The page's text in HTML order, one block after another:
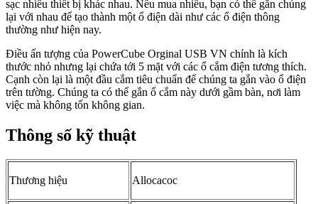
sạc nhiều thiết bị khác nhau. Nếu mua nhiều, bạn có thể gắn chúng
lại với nhau để tạo thành một ổ điện dài như các ổ điện thông
thường như hiện nay.
Điều ấn tượng của PowerCube Orginal USB VN chính là kích
thước nhỏ nhưng lại chứa tới 5 mặt với các ổ cắm điện tương thích.
Cạnh còn lại là một đầu cắm tiêu chuẩn để chúng ta gắn vào ổ điện
trên tường. Chúng ta có thể gắn ổ cắm này dưới gầm bàn, nơi làm
việc mà không tốn không gian.
Thông số kỹ thuật
Thương hiệu Allocacoc